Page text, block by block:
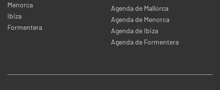
Menorca
Ibiza
Formentera
Agenda de Mallorca
Agenda de Menorca
Agenda de Ibiza
Agenda de Formentera